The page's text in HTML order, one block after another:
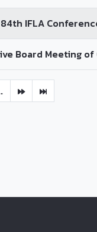
IFLA
Board Meeting of